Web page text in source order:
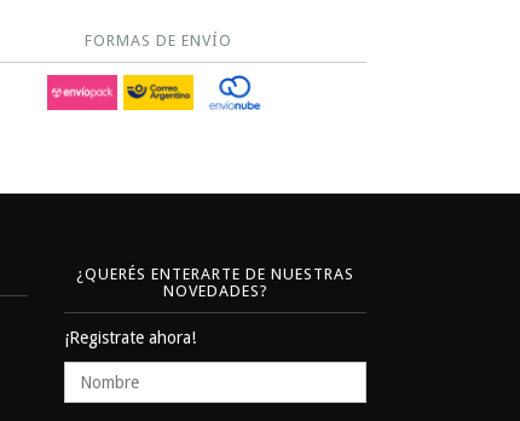
FORMAS DE ENVÍO
¿QUERÉS ENTERARTE DE NUESTRAS
NOVEDADES?
¡Registrate ahora!